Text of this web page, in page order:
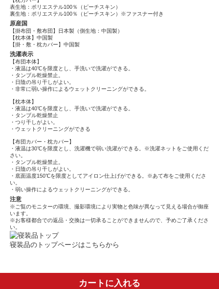
表生地：ポリエステル100％（ピーチスキン）
裏生地：ポリエステル100％（ピーチスキン）※ファスナー付き
原産国
【掛布団・敷布団】日本製（側生地：中国製）
【枕本体】中国製
【掛・敷・枕カバー】中国製
洗濯表示
【布団本体】
・液温は40℃を限度とし、手洗いで洗濯ができる。
・タンブル乾燥禁止。
・日陰の吊り干しがよい。
・非常に弱い操作によるウェットクリーニングができる。
【枕本体】
・液温は40℃を限度とし、手洗いで洗濯ができる。
・タンブル乾燥禁止
・つり干しがよい。
・ウェットクリーニングができる
【布団カバー・枕カバー】
・液温は30℃を限度とし、洗濯機で弱い洗濯ができる。※洗濯ネットをご使用くだ
さい。
・タンブル乾燥禁止。
・日陰の吊り干しがよい。
・底面温度150℃を限度としてアイロン仕上げができる。※あて布をご使用くださ
い。
・弱い操作によるウェットクリーニングができる。
注意
※ご覧のモニターの環境、撮影環境により実物と色味が異なって見える場合が御座
います。
※お客様都合での返品・交換は一切承ることができませんので、予めご了承くださ
い。
寝装品のトップページはこちらから
カートに入れる